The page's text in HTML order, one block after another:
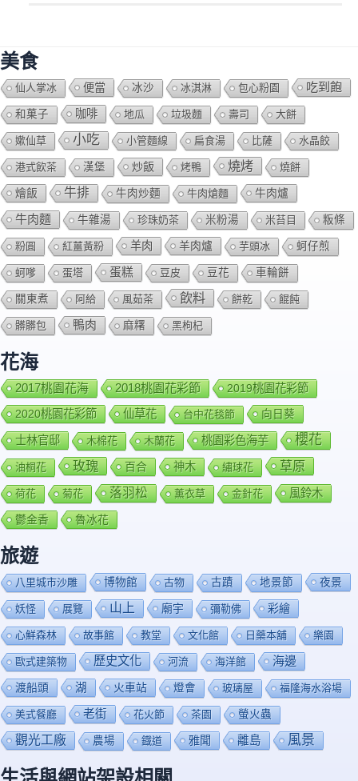
美食
仙人掌冰 便當 冰沙 冰淇淋 包心粉園 吃到飽
和菓子 咖啡 地瓜 垃圾麵 壽司 大餅
嫰仙草 小吃 小管麵線 扁食湯 比薩 水晶餃
港式飲茶 漢堡 炒飯 烤鴨 燒烤 燒餅
燴飯 牛排 牛肉炒麵 牛肉熗麵 牛肉爐
牛肉麵 牛雜湯 珍珠奶茶 米粉湯 米苔目 粄條
粉圓 紅薑黃粉 羊肉 羊肉爐 芋頭冰 蚵仔煎
蚵嗲 蛋塔 蛋糕 豆皮 豆花 車輪餅
關東煮 阿給 風茹茶 飲料 餅乾 餛飩
髒髒包 鴨肉 麻糬 黑枸杞
花海
2017桃園花海 2018桃園花彩節
2019桃園花彩節
2020桃園花彩節
仙草花 台中花毯節 向日葵
士林官邸 木棉花 木蘭花 桃園彩色海芋 櫻花
油桐花 玫瑰 百合 神木 繡球花 草原
荷花 菊花 落羽松 薰衣草 金針花 風鈴木
鬱金香 魯冰花
旅遊
八里城市沙雕 博物館 古物 古蹟 地景節 夜景
妖怪 展覽 山上 廟宇 彌勒佛 彩繪
心鮮森林 故事館 教堂 文化館 日藥本舖 樂園
歐式建築物 歷史文化 河流 海洋館 海邊
渡船頭 湖 火車站 燈會 玻璃屋 福隆海水浴場
美式餐廳 老街 花火節 茶園 螢火蟲
觀光工廠 農場 鐡道 雅聞 離島 風景